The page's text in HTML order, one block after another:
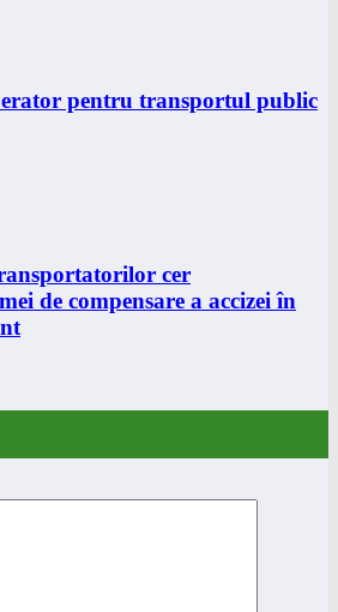
pentru transportul public
cer
de compensare a accizei în